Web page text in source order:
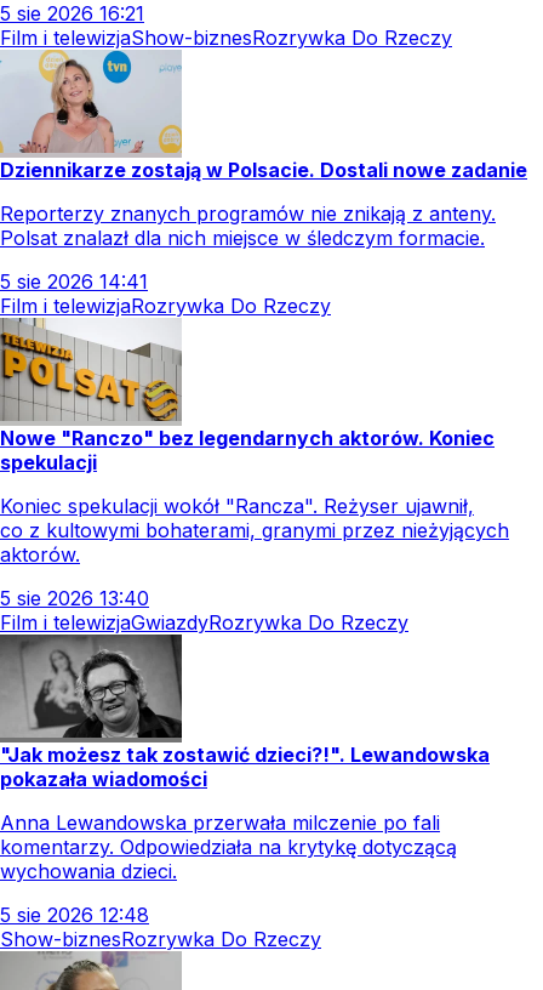
5 sie 2026 16:21
Film i telewizjaShow-biznesRozrywka Do Rzeczy
Dziennikarze zostają w Polsacie. Dostali nowe zadanie
Reporterzy znanych programów nie znikają z anteny.
Polsat znalazł dla nich miejsce w śledczym formacie.
5 sie 2026 14:41
Film i telewizjaRozrywka Do Rzeczy
Nowe "Ranczo" bez legendarnych aktorów. Koniec
spekulacji
Koniec spekulacji wokół "Rancza". Reżyser ujawnił,
co z kultowymi bohaterami, granymi przez nieżyjących
aktorów.
5 sie 2026 13:40
Film i telewizjaGwiazdyRozrywka Do Rzeczy
"Jak możesz tak zostawić dzieci?!". Lewandowska
pokazała wiadomości
Anna Lewandowska przerwała milczenie po fali
komentarzy. Odpowiedziała na krytykę dotyczącą
wychowania dzieci.
5 sie 2026 12:48
Show-biznesRozrywka Do Rzeczy